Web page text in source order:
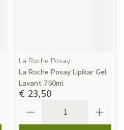
La Roche Posay
La Roche Posay Lipikar Gel
Lavant 750ml
€ 23,50